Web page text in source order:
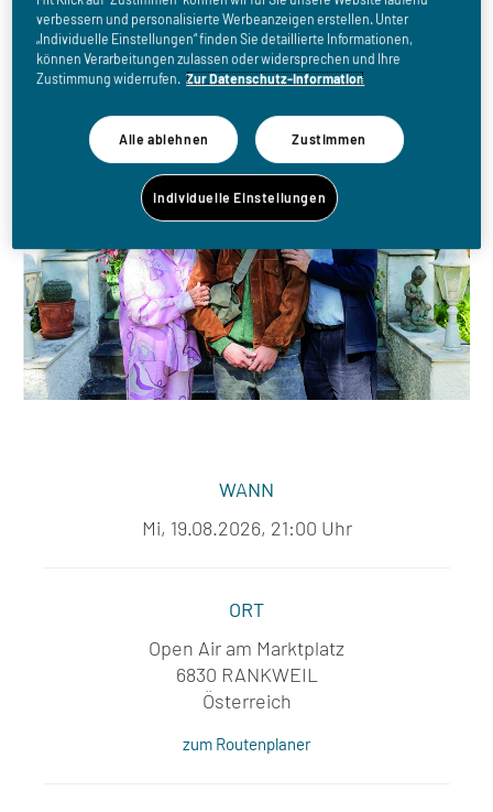
entsetzl. Lücke
WANN
Mi, 19.08.2026, 21:00 Uhr
ORT
Open Air am Marktplatz
6830 RANKWEIL
Österreich
zum Routenplaner
verbessern und personalisierte Werbeanzeigen erstellen. Unter
„Individuelle Einstellungen“ finden Sie detaillierte Informationen,
können Verarbeitungen zulassen oder widersprechen und Ihre
Zustimmung widerrufen. Zur Datenschutz-Information
Alle ablehnen Zustimmen
Individuelle Einstellungen